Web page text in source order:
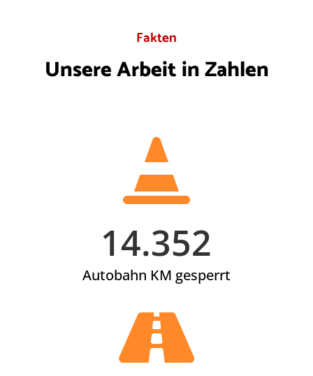
Fakten
Unsere Arbeit in Zahlen

14.352
Autobahn KM gesperrt
